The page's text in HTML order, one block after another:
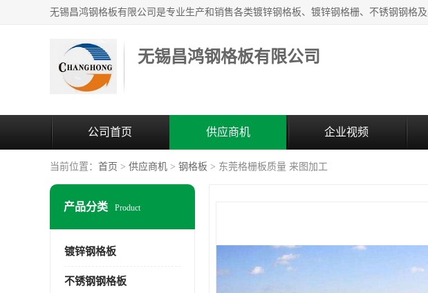
无锡昌鸿钢格板有限公司
公司首页 供应商机 企业视频
当前位置： 首页 > 供应商机 > 钢格板 > 东莞格栅板质量 来图加工
产品分类 Product
镀锌钢格板
不锈钢钢格板